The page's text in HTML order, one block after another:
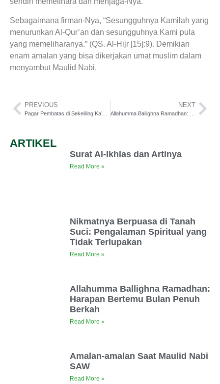
Sebagaimana firman-Nya, “Sesungguhnya Kamilah yang
menurunkan Al-Qur’an dan sesungguhnya Kami pula
yang memeliharanya.” (QS. Al-Hijr [15]:9). Demikian
enam amalan yang bisa dikerjakan umat muslim dalam
menyambut Maulid Nabi.
PREVIOUS NEXT
ARTIKEL
Surat Al-Ikhlas dan Artinya
Read More »
Nikmatnya Berpuasa di Tanah
Suci: Pengalaman Spiritual yang
Tidak Terlupakan
Read More »
Allahumma Ballighna Ramadhan:
Harapan Bertemu Bulan Penuh
Berkah
Read More »
Amalan-amalan Saat Maulid Nabi
SAW
Read More »